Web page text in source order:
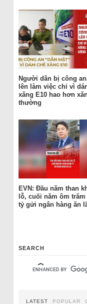
Người dân bị công
lên làm việc chỉ vì
xăng E10 hao hơn
thường
EVN: Đầu năm than
lỗ, cuối năm ôm
tỷ gửi ngân hàng ăn
SEARCH
LATEST POPULAR